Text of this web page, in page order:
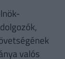
valós